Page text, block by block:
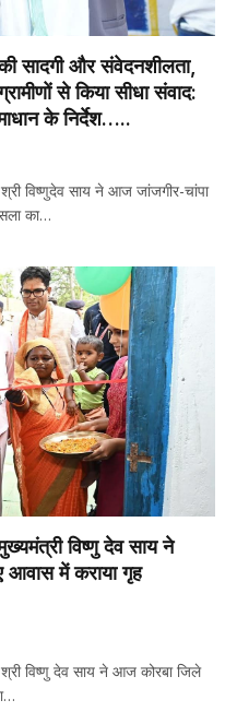
सादगी और संवेदनशीलता,
से किया सीधा संवाद:
के निर्देश…..
विष्णुदेव साय ने आज जांजगीर-चांपा
का…
विष्णु देव साय ने
आवास में कराया गृह
विष्णु देव साय ने आज कोरबा जिले